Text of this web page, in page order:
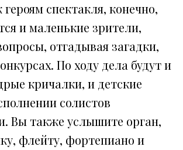
спектакля, конечно,
и маленькие зрители,
отгадывая загадки,
По ходу дела будут и
кричалки, и детские
солистов
Вы также услышите орган,
флейту, фортепиано и